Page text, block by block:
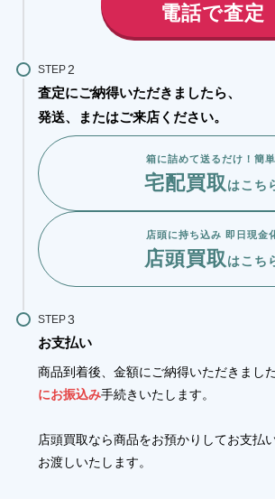
電話で査定
STEP
査定にご納得いただきましたら、
発送、またはご来店ください。
箱に詰めて送るだけ！簡
宅配買取はこち
店頭に持ち込み 即日現金
店頭買取はこち
STEP
お支払い
商品到着後、金額にご納得いただきまし
にお振込み手続きいたします。
店頭買取なら商品をお預かりしてお支払
お渡しいたします。